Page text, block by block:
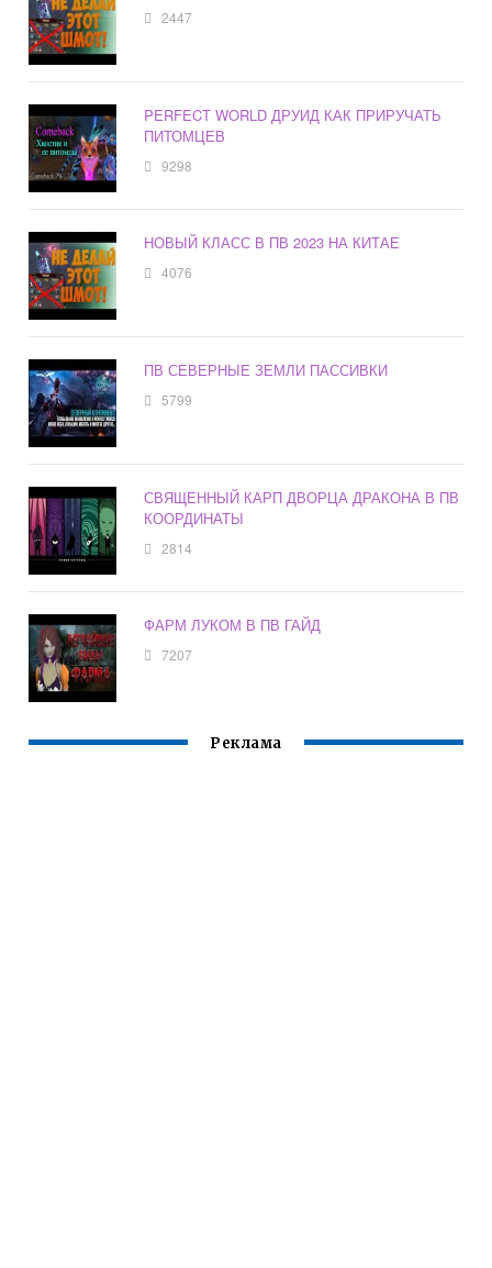
2447
PERFECT WORLD ДРУИД КАК ПРИРУЧАТЬ
ПИТОМЦЕВ
9298
НОВЫЙ КЛАСС В ПВ 2023 НА КИТАЕ
4076
ПВ СЕВЕРНЫЕ ЗЕМЛИ ПАССИВКИ
5799
СВЯЩЕННЫЙ КАРП ДВОРЦА ДРАКОНА В ПВ
КООРДИНАТЫ
2814
ФАРМ ЛУКОМ В ПВ ГАЙД
7207
Реклама